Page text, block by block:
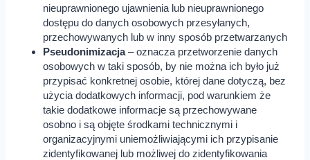
nieuprawnionego ujawnienia lub nieuprawnionego
dostępu do danych osobowych przesyłanych,
przechowywanych lub w inny sposób przetwarzanych
Pseudonimizacja– oznacza przetworzenie danych
osobowych w taki sposób, by nie można ich było już
przypisać konkretnej osobie, której dane dotyczą, bez
użycia dodatkowych informacji, pod warunkiem że
takie dodatkowe informacje są przechowywane
osobno i są objęte środkami technicznymi i
organizacyjnymi uniemożliwiającymi ich przypisanie
zidentyfikowanej lub możliwej do zidentyfikowania